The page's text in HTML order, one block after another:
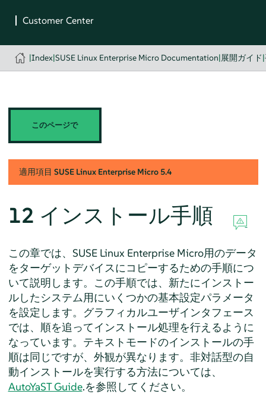
|Index|SUSE Linux Enterprise Micro Documentation|展開ガイド|
このページで
適用項目 SUSE Linux Enterprise Micro 5.4
12 インストール手順
この章では、 SUSE Linux Enterprise Micro用のデータ
をターゲットデバイスにコピーするための手順につ
いて説明します。この手順では、新たにインストー
ルしたシステム用にいくつかの基本設定パラメータ
を設定します。グラフィカルユーザインタフェース
では、順を追ってインストール処理を行えるように
なっています。テキストモードのインストールの手
順は同じですが、外観が異なります。 非対話型の自
動インストールを実行する方法については、
AutoYaST Guide.を参照してください。